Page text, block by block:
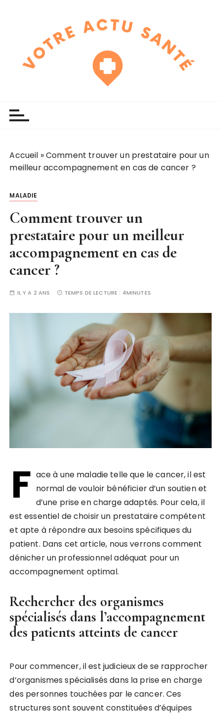
Accueil »Comment trouver un prestataire pour un
meilleur accompagnement en cas de cancer ?
MALADIE
Comment trouver un
prestataire pour un meilleur
accompagnement en cas de
cancer ?
IL Y A 2 ANS TEMPS DE LECTURE : 4MINUTES
F ace à une maladie telle que le cancer, il est
normal de vouloir bénéficier d’un soutien et
d’une prise en charge adaptés. Pour cela, il
est essentiel de choisir un prestataire compétent
et apte à répondre aux besoins spécifiques du
patient. Dans cet article, nous verrons comment
dénicher un professionnel adéquat pour un
accompagnement optimal.
Rechercher des organismes
spécialisés dans l’accompagnement
des patients atteints de cancer
Pour commencer, il est judicieux de se rapprocher
d’organismes spécialisés dans la prise en charge
des personnes touchées par le cancer. Ces
structures sont souvent constituées d’équipes